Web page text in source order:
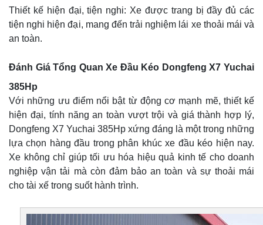
Thiết kế hiện đại, tiện nghi: Xe được trang bị đầy đủ các
tiện nghi hiện đại, mang đến trải nghiệm lái xe thoải mái và
an toàn.
Đánh Giá Tổng Quan Xe Đầu Kéo Dongfeng X7 Yuchai
385Hp
Với những ưu điểm nổi bật từ động cơ mạnh mẽ, thiết kế
hiện đại, tính năng an toàn vượt trội và giá thành hợp lý,
Dongfeng X7 Yuchai 385Hp xứng đáng là một trong những
lựa chọn hàng đầu trong phân khúc xe đầu kéo hiện nay.
Xe không chỉ giúp tối ưu hóa hiệu quả kinh tế cho doanh
nghiệp vận tải mà còn đảm bảo an toàn và sự thoải mái
cho tài xế trong suốt hành trình.